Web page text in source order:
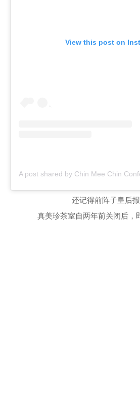
View this post on
还记得前阵子皇后
真美珍茶室自两年前关闭后，